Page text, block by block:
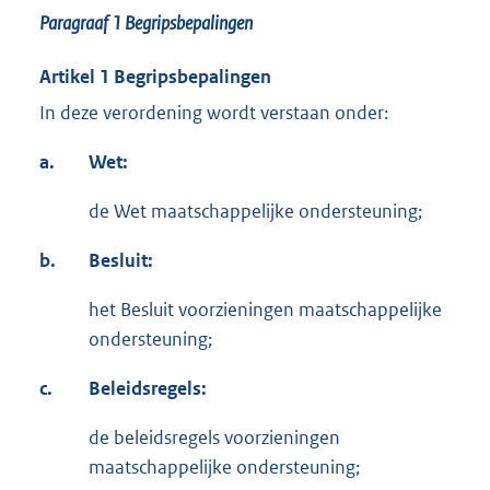
Paragraaf 1 Begripsbepalingen
Artikel 1 Begripsbepalingen
In deze verordening wordt verstaan onder:
a. Wet:
de Wet maatschappelijke ondersteuning;
b. Besluit:
het Besluit voorzieningen maatschappelijke
ondersteuning;
c. Beleidsregels:
de beleidsregels voorzieningen
maatschappelijke ondersteuning;